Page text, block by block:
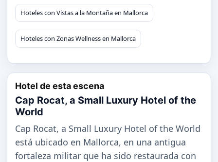
Hoteles con Vistas a la Montaña en Mallorca
Hoteles con Zonas Wellness en Mallorca
Hotel de esta escena
Cap Rocat, a Small Luxury Hotel of the
World
Cap Rocat, a Small Luxury Hotel of the World
está ubicado en Mallorca, en una antigua
fortaleza militar que ha sido restaurada con